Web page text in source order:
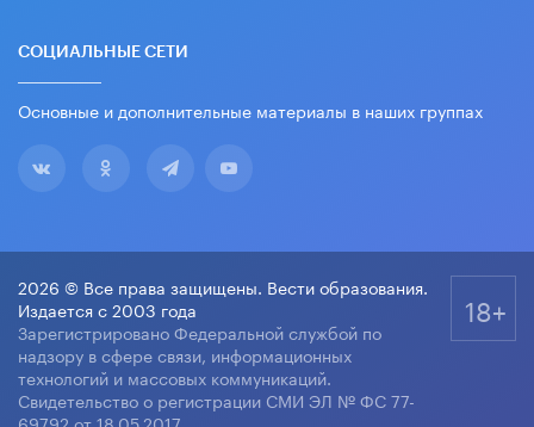
СОЦИАЛЬНЫЕ СЕТИ
Основные и дополнительные материалы в наших группах
2026 © Все права защищены. Вести образования.
Издается с 2003 года
Зарегистрировано Федеральной службой по
надзору в сфере связи, информационных
технологий и массовых коммуникаций.
Свидетельство о регистрации СМИ ЭЛ № ФС 77-
18+